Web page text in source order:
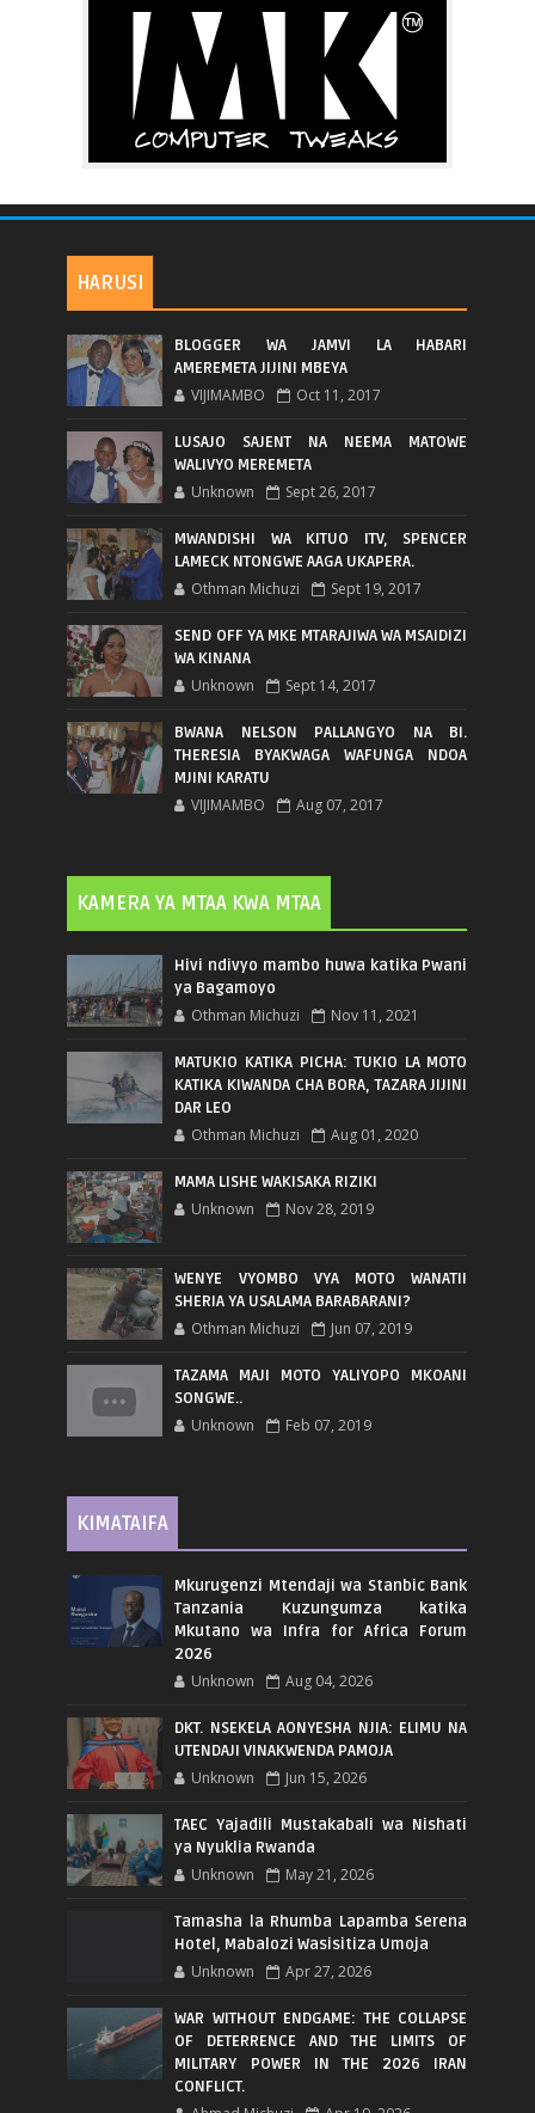
HARUSI
BLOGGER WA JAMVI LA HABARI
AMEREMETA JIJINI MBEYA
VIJIMAMBO Oct 11, 2017
LUSAJO SAJENT NA NEEMA MATOWE
WALIVYO MEREMETA
Unknown Sept 26, 2017
MWANDISHI WA KITUO ITV, SPENCER
LAMECK NTONGWE AAGA UKAPERA.
Othman Michuzi Sept 19, 2017
SEND OFF YA MKE MTARAJIWA WA MSAIDIZI
WA KINANA
Unknown Sept 14, 2017
BWANA NELSON PALLANGYO NA BI.
THERESIA BYAKWAGA WAFUNGA NDOA
MJINI KARATU
VIJIMAMBO Aug 07, 2017
KAMERA YA MTAA KWA MTAA
Hivi ndivyo mambo huwa katika Pwani
ya Bagamoyo
Othman Michuzi Nov 11, 2021
MATUKIO KATIKA PICHA: TUKIO LA MOTO
KATIKA KIWANDA CHA BORA, TAZARA JIJINI
DAR LEO
Othman Michuzi Aug 01, 2020
MAMA LISHE WAKISAKA RIZIKI
Unknown Nov 28, 2019
WENYE VYOMBO VYA MOTO WANATII
SHERIA YA USALAMA BARABARANI?
Othman Michuzi Jun 07, 2019
TAZAMA MAJI MOTO YALIYOPO MKOANI
SONGWE..
Unknown Feb 07, 2019
KIMATAIFA
Mkurugenzi Mtendaji wa Stanbic Bank
Tanzania Kuzungumza katika
Mkutano wa Infra for Africa Forum
2026
Unknown Aug 04, 2026
DKT. NSEKELA AONYESHA NJIA: ELIMU NA
UTENDAJI VINAKWENDA PAMOJA
Unknown Jun 15, 2026
TAEC Yajadili Mustakabali wa Nishati
ya Nyuklia Rwanda
Unknown May 21, 2026
Tamasha la Rhumba Lapamba Serena
Hotel, Mabalozi Wasisitiza Umoja
Unknown Apr 27, 2026
WAR WITHOUT ENDGAME: THE COLLAPSE
OF DETERRENCE AND THE LIMITS OF
MILITARY POWER IN THE 2026 IRAN
CONFLICT.